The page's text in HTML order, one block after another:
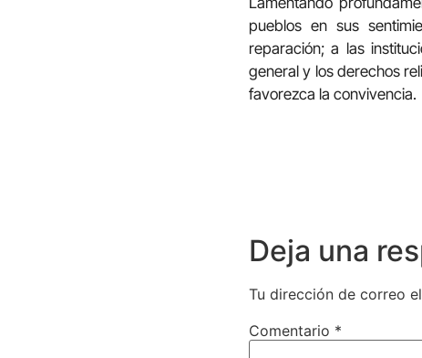
pueblos en sus
reparación; a las
general y los derechos
favorezca la convivencia.
Deja una
Tu dirección de correo
Comentario *